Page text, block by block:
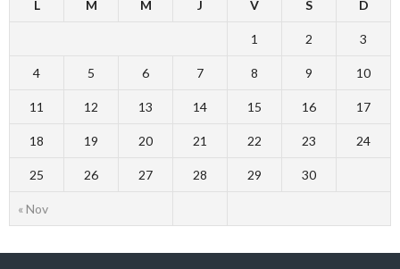
L M M J V S D
« Nov
1 2 3
4 5 6 7 8 9 10
11 12 13 14 15 16 17
18 19 20 21 22 23 24
25 26 27 28 29 30